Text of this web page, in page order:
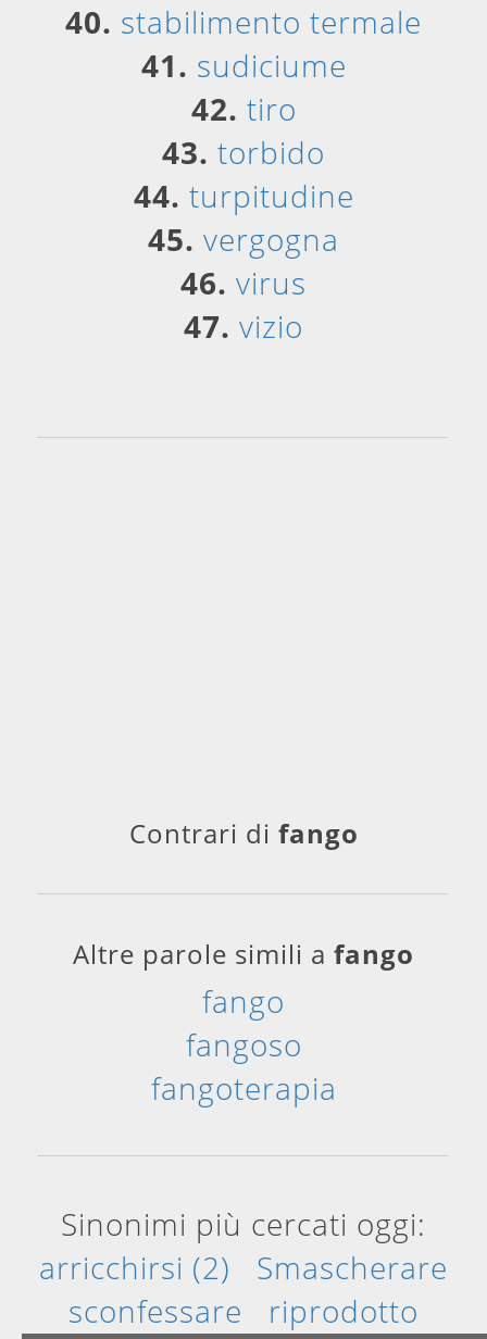
40. stabilimento termale
41. sudiciume
42. tiro
43. torbido
44. turpitudine
45. vergogna
46. virus
47. vizio
Contrari di fango
Altre parole simili a fango
fango
fangoso
fangoterapia
Sinonimi più cercati oggi:
arricchirsi (2)
Smascherare
sconfessare
riprodotto